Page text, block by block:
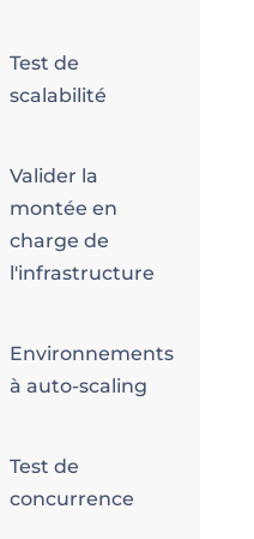
Test de
scalabilité
Valider la
montée en
charge de
l'infrastructure
Environnements
à auto-scaling
Test de
concurrence